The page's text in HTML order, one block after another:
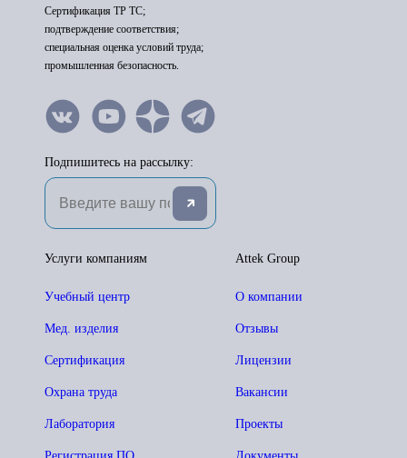
Сертификация ТР ТС;
подтверждение соответствия;
специальная оценка условий труда;
промышленная безопасность.
Подпишитесь на рассылку:
Attek Group
О компании
Отзывы
Лицензии
Вакансии
Проекты
Услуги компаниям
Учебный центр
Мед. изделия
Сертификация
Охрана труда
Лаборатория